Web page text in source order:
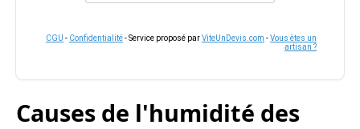
CGU - Confidentialité- Service proposé parViteUnDevis.com -Vous êtes un
artisan ?
Causes de l'humidité des